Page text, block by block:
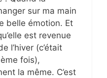
sur ma main
belle émotion. Et
est revenue
l’hiver (c’était
fois),
la même. C’est